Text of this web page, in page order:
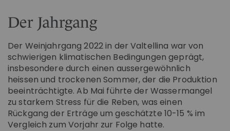
Der Jahrgang
Der Weinjahrgang 2022 in der Valtellina war von
schwierigen klimatischen Bedingungen geprägt,
insbesondere durch einen aussergewöhnlich
heissen und trockenen Sommer, der die Produktion
beeinträchtigte. Ab Mai führte der Wassermangel
zu starkem Stress für die Reben, was einen
Rückgang der Erträge um geschätzte 10-15 % im
Vergleich zum Vorjahr zur Folge hatte.